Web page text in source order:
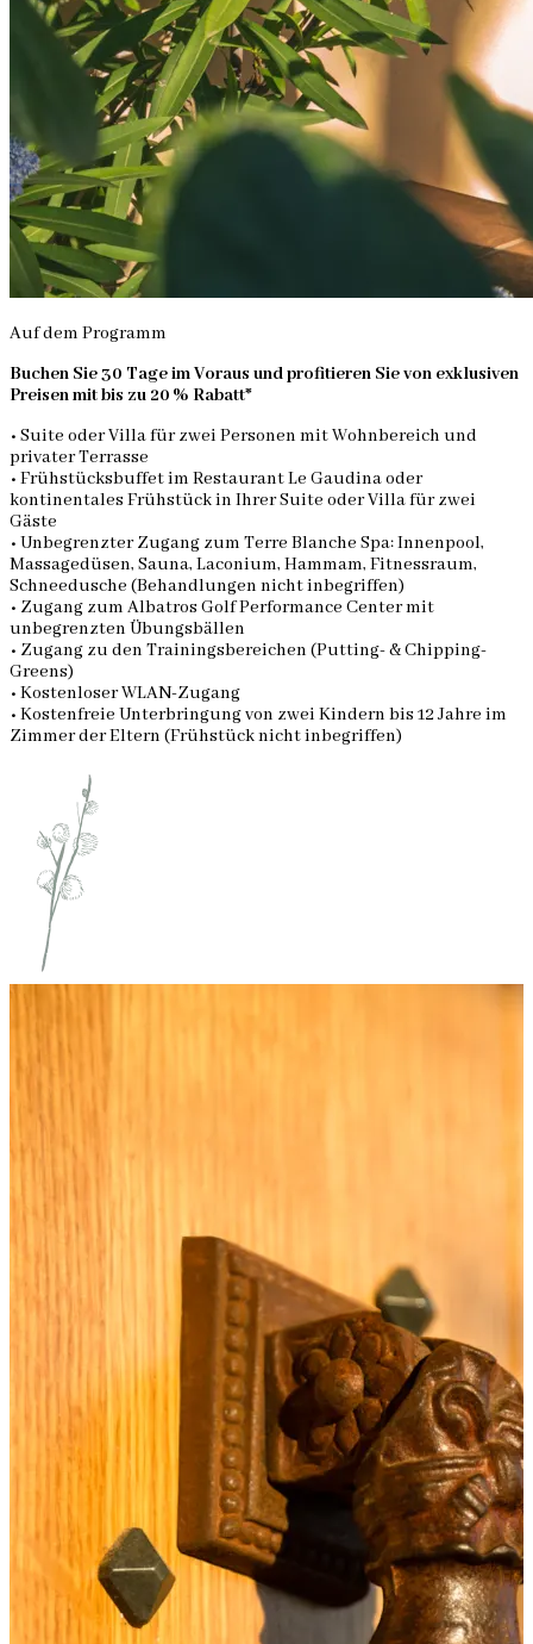
Auf dem Programm
Buchen Sie 30 Tage im Voraus und profitieren Sie von exklusiven
Preisen mit bis zu 20 % Rabatt*
• Suite oder Villa für zwei Personen mit Wohnbereich und
privater Terrasse
• Frühstücksbuffet im Restaurant Le Gaudina oder
kontinentales Frühstück in Ihrer Suite oder Villa für zwei
Gäste
• Unbegrenzter Zugang zum Terre Blanche Spa: Innenpool,
Massagedüsen, Sauna, Laconium, Hammam, Fitnessraum,
Schneedusche (Behandlungen nicht inbegriffen)
• Zugang zum Albatros Golf Performance Center mit
unbegrenzten Übungsbällen
• Zugang zu den Trainingsbereichen (Putting- & Chipping-
Greens)
• Kostenloser WLAN-Zugang
• Kostenfreie Unterbringung von zwei Kindern bis 12 Jahre im
Zimmer der Eltern (Frühstück nicht inbegriffen)